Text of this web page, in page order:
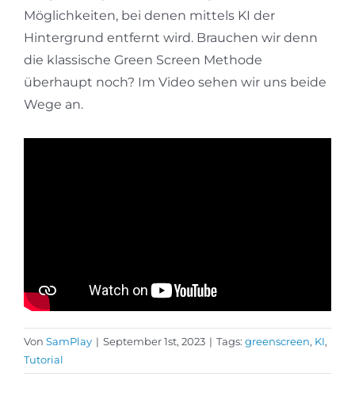
Möglichkeiten, bei denen mittels KI der
Hintergrund entfernt wird. Brauchen wir denn
die klassische Green Screen Methode
überhaupt noch? Im Video sehen wir uns beide
Wege an.
Von SamPlay | September 1st, 2023 | Tags: greenscreen, KI,
Tutorial